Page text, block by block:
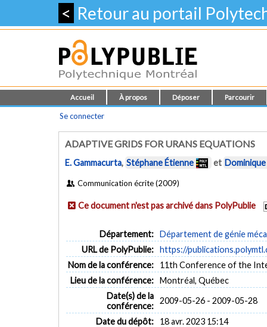
< Retour au portail
Accueil À propos Déposer Parcourir
Se connecter
ADAPTIVE GRIDS FOR URANS EQUATIONS
E. Gammacurta, Stéphane Étienne et
Communication écrite (2009)
Ce document n'est pas archivé dans PolyPublie
Département: Département de génie
URL de PolyPublie: https://
Nom de la conférence:
11th Conference of the
Lieu de la conférence: Montréal, Québec
Date(s) de la
conférence:
2009-05-26 - 2009-05-28
Date du dépôt:
18 avr. 2023 15:14